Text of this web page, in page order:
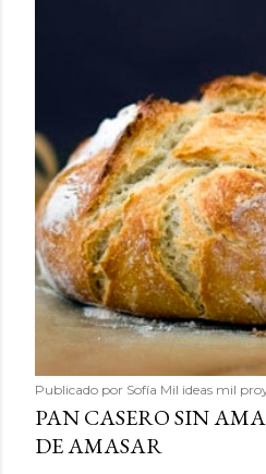
Publicado por Sofía Mil ideas mil
PAN CASERO SIN
DE AMASAR